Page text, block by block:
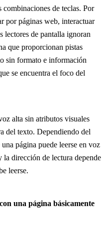
de teclas. Por
por páginas web, interactuar
lectores de pantalla ignoran
que proporcionan pistas
sin formato e información
se encuentra el foco del
alta sin atributos visuales
del texto. Dependiendo del
página puede leerse en voz
la dirección de lectura depende
leerse.
una página básicamente